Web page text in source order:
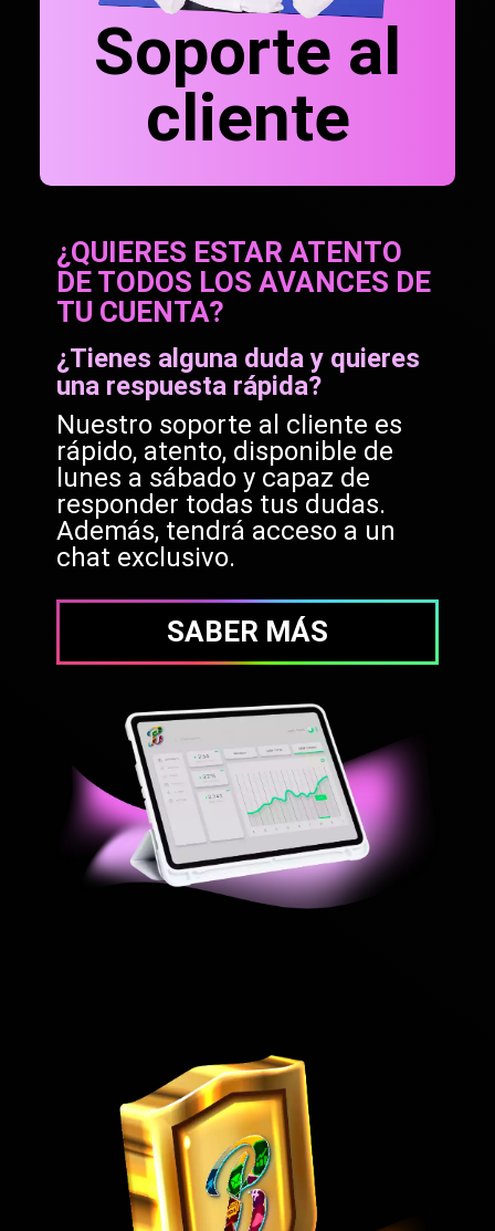
Soporte al
cliente
¿QUIERES ESTAR ATENTO
DE TODOS LOS AVANCES DE
TU CUENTA?
¿Tienes alguna duda y quieres
una respuesta rápida?
Nuestro soporte al cliente es
rápido, atento, disponible de
lunes a sábado y capaz de
responder todas tus dudas.
Además, tendrá acceso a un
chat exclusivo.
SABER MÁS